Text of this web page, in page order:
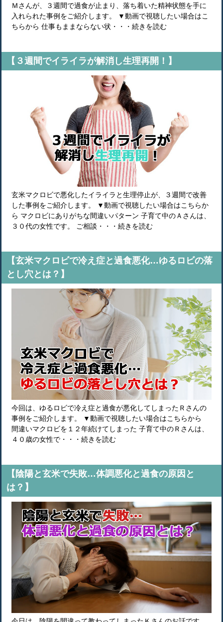
Ｍさんが、３週間で過食が止まり、落ち着いた精神状態を手に
入れられた事例をご紹介します。 ▼動画で視聴したい場合はこ
ちらから 仕事もままならない状・・・続きを読む
【３週間でイライラが解消し生理再開！】
玄米マクロビで悪化したイライラと生理停止が、３週間で改善
した事例をご紹介します。 ▼動画で視聴したい場合はこちらか
ら マクロビにありがちな間違いパターン 子育て中のＡさんは、
３０代の女性です。 ご相談・・・続きを読む
【玄米マクロビで冷え症と過食悪化…ゆるロビの落
とし穴とは？】
今回は、ゆるロビで冷え症と過食が悪化してしまったＲさんの
事例をご紹介します。 ▼動画で視聴したい場合はこちらから
間違いマクロビを１２年続けてしまった 子育て中のＲさんは、
４０歳の女性で・・・続きを読む
【陰陽と玄米で失敗…体調悪化と過食の原因と
は？】